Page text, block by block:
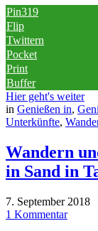
Pin319
Flip
Twittern
Pocket
Print
Buffer
Hier geht's weiter
in Genießen in,
Unterkünfte,
Wandern
in Sand in
7. September 2018
1 Kommentar